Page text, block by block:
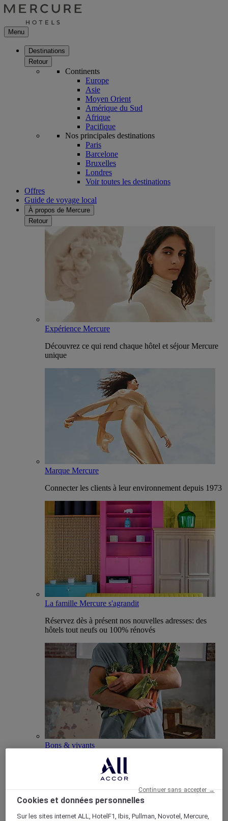
Menu
Destinations
Retour
Continents
Europe
Asie
Moyen Orient
Amérique du Sud
Afrique
Pacifique
Nos principales destinations
Paris
Barcelone
Bruxelles
Londres
Voir toutes les destinations
Offres
Guide de voyage local
À propos de Mercure
Retour
Expérience Mercure
Découvrez ce qui rend chaque hôtel et séjour Mercure
unique
Marque Mercure
Connecter les clients à leur environnement depuis 1973
La famille Mercure s'agrandit
Réservez dès à présent nos nouvelles adresses: des
hôtels tout neufs ou 100% rénovés
Bons & vivants
Mise en avant du concept “Bons & Vivants” de
Mercure, axé sur la culture locale et la gastronomie.
Cookies et données personnelles
Sur les sites internet ALL, HotelF1, Ibis, Pullman, Novotel, Mercure,
Continuer sans accepter →